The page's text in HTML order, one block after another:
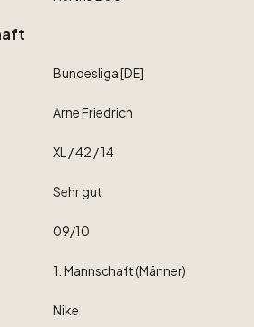
Bundesliga[DE]
ArneFriedrich
XL ​/​42 ​/​14
Sehrgut
09​/​10
1. Mannschaft(Männer)
Nike